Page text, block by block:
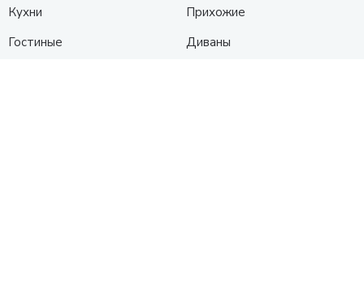
Кухни
Гостиные
Прихожие
Диваны